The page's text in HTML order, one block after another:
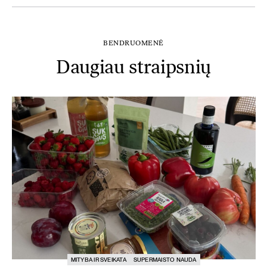
BENDRUOMENĖ
Daugiau straipsnių
MITYBA IR SVEIKATA SUPERMAISTO NAUDA